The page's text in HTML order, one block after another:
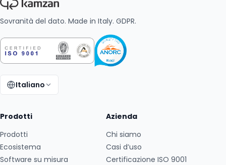
Sovranità del dato. Made in Italy. GDPR.
Cambia lingua:
Italiano
Prodotti
Prodotti
Ecosistema
Software su misura
Azienda
Chi siamo
Casi d’uso
Certificazione ISO 9001